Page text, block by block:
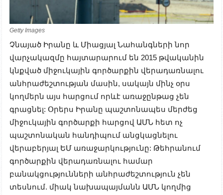
Getty Images
Չնայած Իրանը և Միացյալ Նահանգների նոր
վարչակազմը հայտարարում են 2015 թվականին
կնքված միջուկային գործարքին վերադառնալու
անհրաժեշտության մասին, սակայն մինչ օրս
կողմերն այս հարցում որևէ առաջընթաց չեն
գրացնել: Օրերս Իրանը պաշտոնապես մերժեց
միջուկային գործարքի հարցով ԱՄՆ հետ ոչ
պաշտոնական հանդիպում անցկացնելու
վերաբերյալ ԵՄ առաջարկությունը: Թեհրանում
գործարքին վերադառնալու համար
բանակցությունների անհրաժեշտություն չեն
տեսնում. միակ նախապայմանն ԱՄՆ կողմից